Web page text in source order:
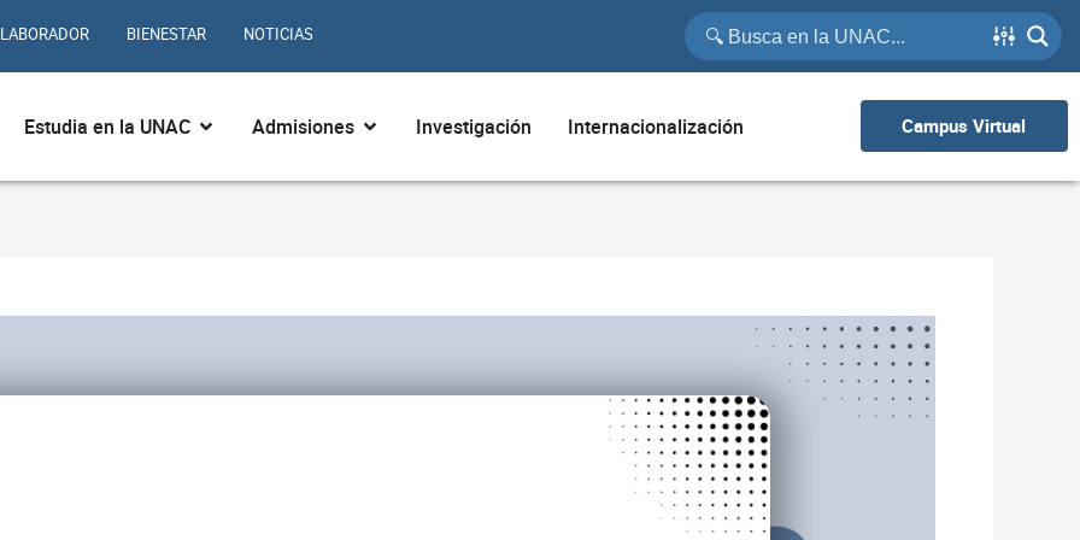
BIENESTAR NOTICIAS
¿Quiénes somos?
Estudia en la UNAC Abrir Estudia en la UNAC
Admisiones Abrir Admisiones
Investigación Internacionalización Campus Virtual